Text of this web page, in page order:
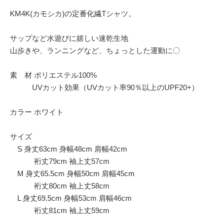
KM4K(カモシカ)の定番化繊Tシャツ。
サップなど水遊びに嬉しい速乾生地
山歩きや、ランニングなど、ちょっとした運動に〇
素 材 ポリエステル100%
UVカット効果（UVカット率90％以上のUPF20+）
カラー ホワイト
サイズ
S 身丈63cm 身幅48cm 肩幅42cm
裄丈79cm 袖上丈57cm
M 身丈65.5cm 身幅50cm 肩幅45cm
裄丈80cm 袖上丈58cm
L 身丈69.5cm 身幅53cm 肩幅46cm
裄丈81cm 袖上丈59cm